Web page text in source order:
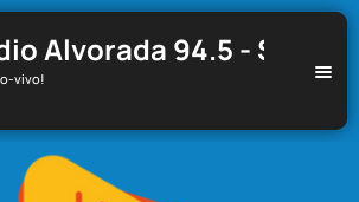
Alvorada 94.5 - Santa
vivo!